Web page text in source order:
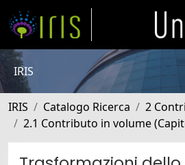
IRIS
IRIS Catalogo Ricerca
2
2.1 Contributo in volume